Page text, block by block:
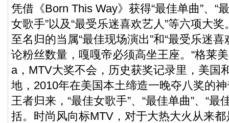
凭借《Born This Way》获得“最佳单曲”、“
女歌手”以及“最受乐迷喜欢艺人”等六项大
至名归的当属“最佳现场演出”和“最受乐迷
论粉丝数量，嘎嘎帝必须高坐王座。“格莱
a，MTV大奖不会，历史获奖记录里，美国
地，2010年在美国本土缔造一晚夺八奖的
王者归来，“最佳女歌手”、“最佳单曲”、“最
括。时尚风向标MTV，对于大热大火从来